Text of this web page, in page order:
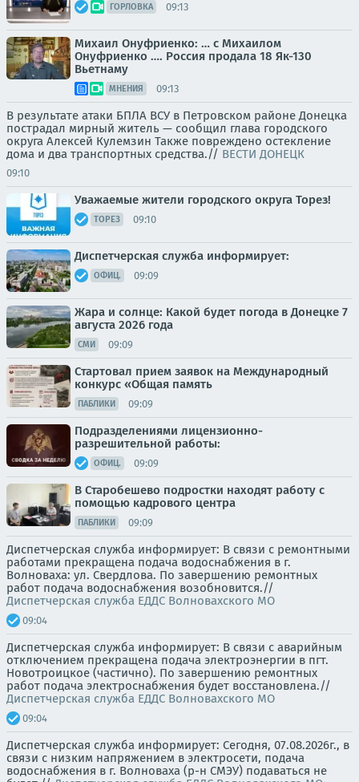
ГОРЛОВКА 09:13
Михаил Онуфриенко: … с Михаилом
Онуфриенко …. Россия продала 18 Як-130
Вьетнаму
МНЕНИЯ 09:13
В результате атаки БПЛА ВСУ в Петровском районе Донецка
пострадал мирный житель — сообщил глава городского
округа Алексей Кулемзин Также повреждено остекление
дома и два транспортных средства.// ВЕСТИ ДОНЕЦК
09:10
Уважаемые жители городского округа Торез!
ТОРЕЗ 09:10
Диспетчерская служба информирует:
ОФИЦ. 09:09
Жара и солнце: Какой будет погода в Донецке 7
августа 2026 года
СМИ 09:09
Стартовал прием заявок на Международный
конкурс «Общая память
ПАБЛИКИ 09:09
Подразделениями лицензионно-
разрешительной работы:
ОФИЦ. 09:09
В Старобешево подростки находят работу с
помощью кадрового центра
ПАБЛИКИ 09:09
Диспетчерская служба информирует: В связи с ремонтными
работами прекращена подача водоснабжения в г.
Волноваха: ул. Свердлова. По завершению ремонтных
работ подача водоснабжения возобновится.//
Диспетчерская служба ЕДДС Волновахского МО
09:04
Диспетчерская служба информирует: В связи с аварийным
отключением прекращена подача электроэнергии в пгт.
Новотроицкое (частично). По завершению ремонтных
работ подача электроснабжения будет восстановлена.//
Диспетчерская служба ЕДДС Волновахского МО
09:04
Диспетчерская служба информирует: Сегодня, 07.08.2026г., в
связи с низким напряжением в электросети, подача
водоснабжения в г. Волноваха (р-н СМЭУ) подаваться не